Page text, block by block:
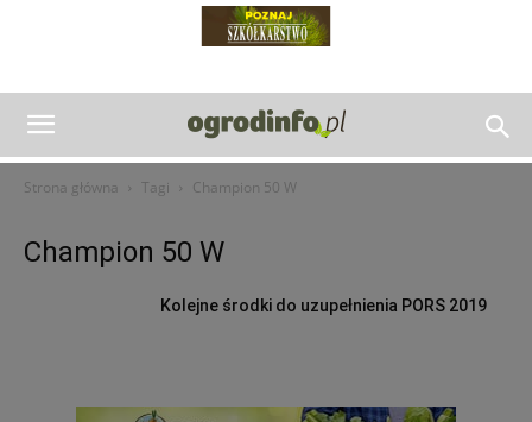
Strona główna Tagi Champion 50 W
Champion 50 W
Kolejne środki do uzupełnienia PORS 2019